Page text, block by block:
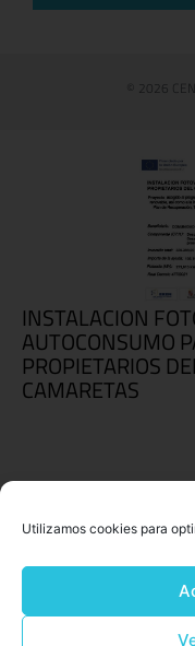
Utilizamos cookies para
© 2026
INSTALACION
AUTOCONSUMO
PROPIETARIOS
CAMARETAS